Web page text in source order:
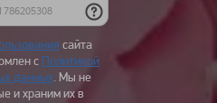
сайта
с Политикой
данных. Мы не
и храним их в